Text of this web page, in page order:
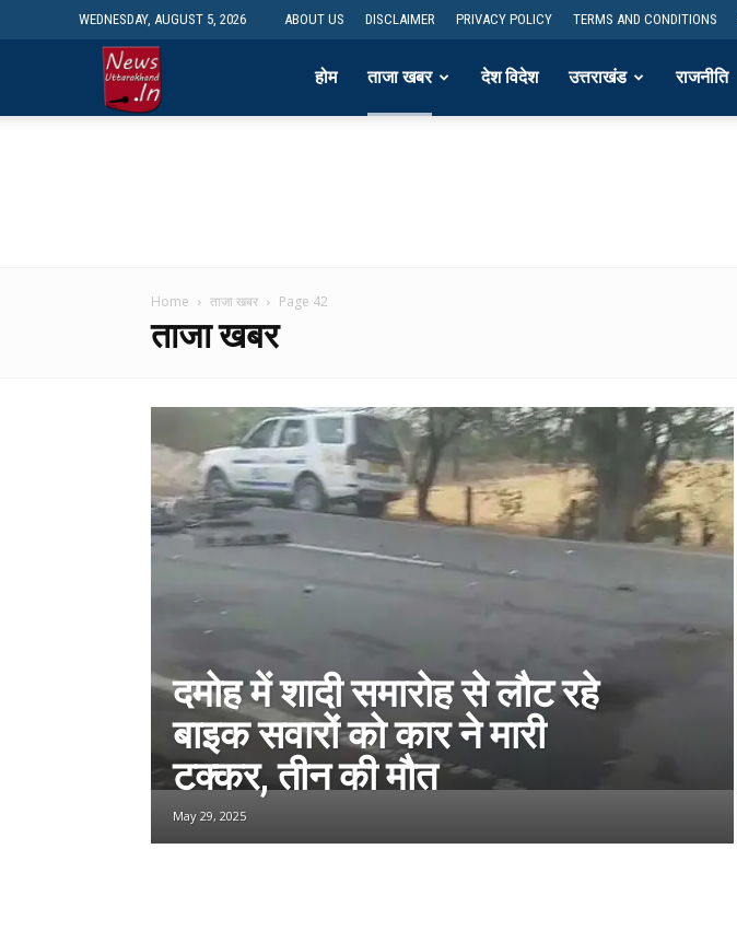
WEDNESDAY, AUGUST 5, 2026 ABOUT US DISCLAIMER PRIVACY POLICY TERMS AND CONDITIONS
होम ताजा खबर देश विदेश उत्तराखंड राजनीति
Home ताजा खबर Page 42
ताजा खबर
दमोह में शादी समारोह से लौट रहे
बाइक सवारों को कार ने मारी
टक्कर, तीन की मौत
May 29, 2025